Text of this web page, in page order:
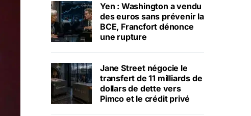
Yen : Washington a vendu
des euros sans prévenir la
BCE, Francfort dénonce
une rupture
Jane Street négocie le
transfert de 11 milliards de
dollars de dette vers
Pimco et le crédit privé